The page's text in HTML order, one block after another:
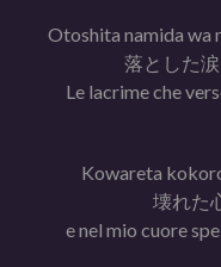
Otoshita namida wa
落とした
Le lacrime che
Kowareta
壊れた
e nel mio cuore